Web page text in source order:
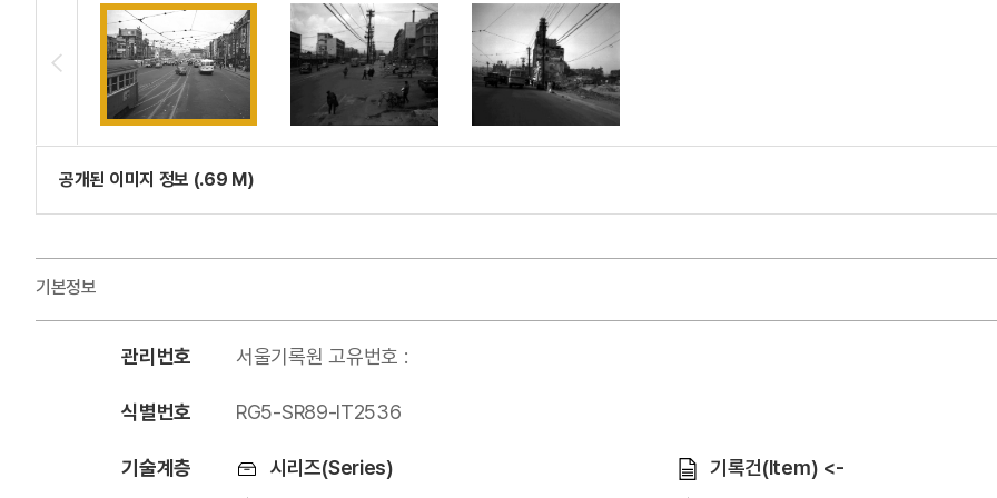
공개된 이미지 정보 (.69 M)
기본정보
관리번호 서울기록원 고유번호 :
식별번호 RG5-SR89-IT2536
기술계층
시리즈(Series)
기록건(Item) <-